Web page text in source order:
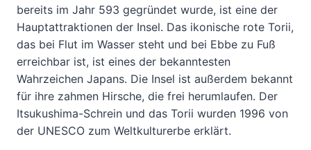
bereits im Jahr 593 gegründet wurde, ist eine der
Hauptattraktionen der Insel. Das ikonische rote Torii,
das bei Flut im Wasser steht und bei Ebbe zu Fuß
erreichbar ist, ist eines der bekanntesten
Wahrzeichen Japans. Die Insel ist außerdem bekannt
für ihre zahmen Hirsche, die frei herumlaufen. Der
Itsukushima-Schrein und das Torii wurden 1996 von
der UNESCO zum Weltkulturerbe erklärt.